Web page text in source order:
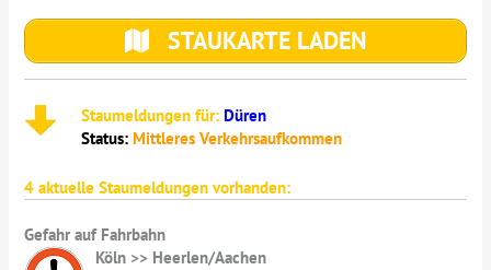
STAUKARTE LADEN
Staumeldungen für:Düren
Status: Mittleres Verkehrsaufkommen
4 aktuelle Staumeldungen vorhanden:
Gefahr auf Fahrbahn
Köln >> Heerlen/Aachen